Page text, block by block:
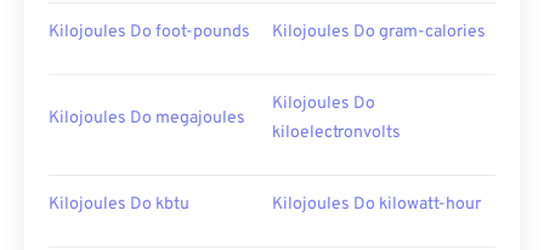
Kilojoules Do foot-pounds Kilojoules Do gram-calories
Kilojoules Do megajoules
Kilojoules Do
kiloelectronvolts
Kilojoules Do kbtu Kilojoules Do kilowatt-hour